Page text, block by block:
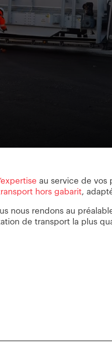
au service de vos
hors gabarit,
nous rendons au
de transport la plus